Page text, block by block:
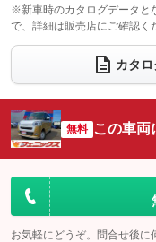
：装備なし
ウォークスルー
：装備なし
電動リアゲート
：装備なし
サイドカメラ
：装備なし
：装備なし
※新車時のカタログデータと
で、詳細は販売店にご確認く
カタ
無料 この車両
お気軽にどうぞ。問合せ後に